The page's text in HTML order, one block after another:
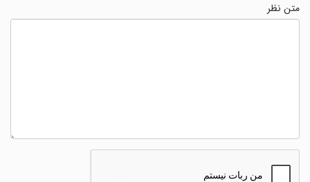
متن نظر